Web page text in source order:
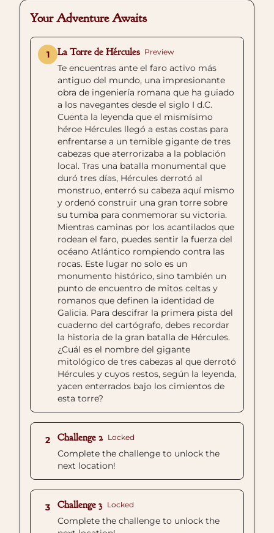
Your Adventure Awaits
1 La Torre de Hércules Preview
Te encuentras ante el faro activo más
antiguo del mundo, una impresionante
obra de ingeniería romana que ha guiado
a los navegantes desde el siglo I d.C.
Cuenta la leyenda que el mismísimo
héroe Hércules llegó a estas costas para
enfrentarse a un temible gigante de tres
cabezas que aterrorizaba a la población
local. Tras una batalla monumental que
duró tres días, Hércules derrotó al
monstruo, enterró su cabeza aquí mismo
y ordenó construir una gran torre sobre
su tumba para conmemorar su victoria.
Mientras caminas por los acantilados que
rodean el faro, puedes sentir la fuerza del
océano Atlántico rompiendo contra las
rocas. Este lugar no solo es un
monumento histórico, sino también un
punto de encuentro de mitos celtas y
romanos que definen la identidad de
Galicia. Para descifrar la primera pista del
cuaderno del cartógrafo, debes recordar
la historia de la gran batalla de Hércules.
¿Cuál es el nombre del gigante
mitológico de tres cabezas al que derrotó
Hércules y cuyos restos, según la leyenda,
yacen enterrados bajo los cimientos de
esta torre?
2 Challenge 2 Locked
Complete the challenge to unlock the
next location!
3 Challenge 3 Locked
Complete the challenge to unlock the